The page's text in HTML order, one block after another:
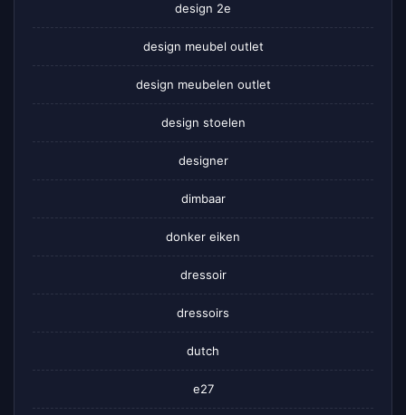
design 2e
design meubel outlet
design meubelen outlet
design stoelen
designer
dimbaar
donker eiken
dressoir
dressoirs
dutch
e27